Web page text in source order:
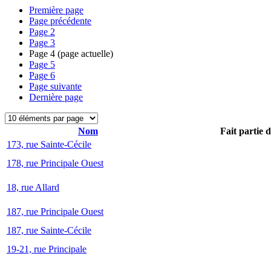
Première page
Page précédente
Page 2
Page 3
Page 4 (page actuelle)
Page 5
Page 6
Page suivante
Dernière page
Nom
Fait partie
173, rue Sainte-Cécile
178, rue Principale Ouest
18, rue Allard
187, rue Principale Ouest
187, rue Sainte-Cécile
19-21, rue Principale